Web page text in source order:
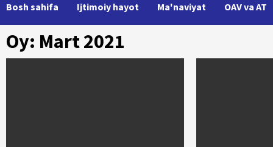
Bosh sahifa Ijtimoiy hayot Ma'naviyat OAV va AT
Oy: Mart 2021